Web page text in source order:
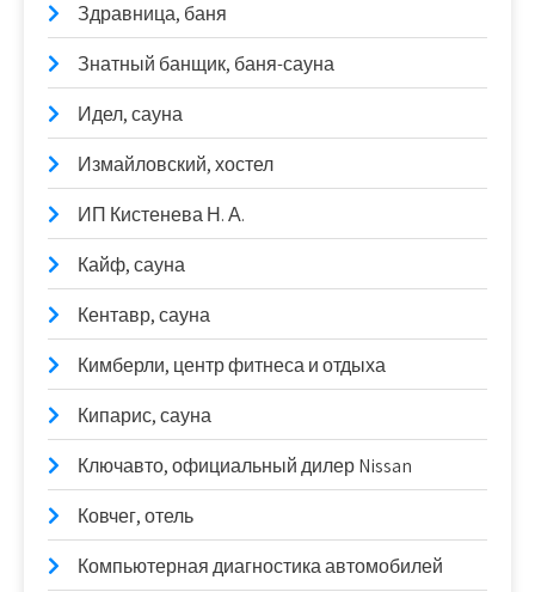
Здравница, баня
Знатный банщик, баня-сауна
Идел, сауна
Измайловский, хостел
ИП Кистенева Н. А.
Кайф, сауна
Кентавр, сауна
Кимберли, центр фитнеса и отдыха
Кипарис, сауна
Ключавто, официальный дилер Nissan
Ковчег, отель
Компьютерная диагностика автомобилей